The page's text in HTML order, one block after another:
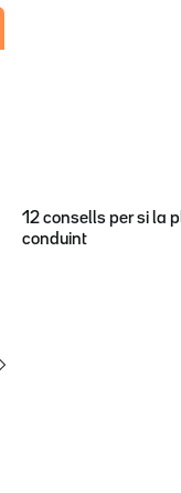
12 consells per si la
conduint